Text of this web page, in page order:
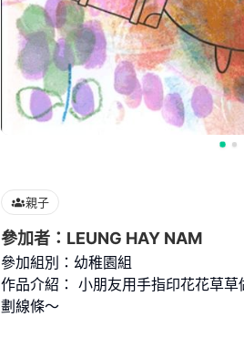
親子
參加者：LEUNG HAY NAM
參加組別：幼稚園組
作品介紹： 小朋友用手指印花花草
劃線條～